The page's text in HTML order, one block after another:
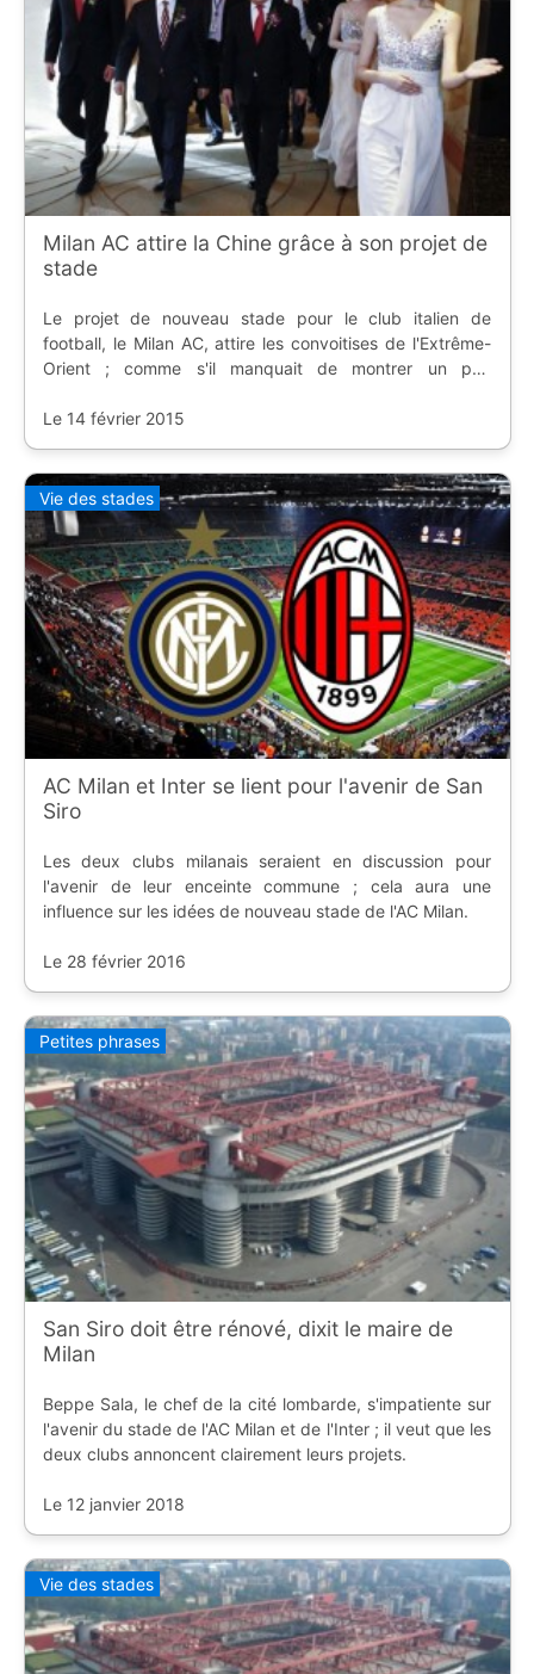
Milan AC attire la Chine grâce à son projet de
stade
Le projet de nouveau stade pour le club italien de
football, le Milan AC, attire les convoitises de l'Extrême-
Orient ; comme s'il manquait de montrer un peu
Le 14 février 2015
Vie des stades
AC Milan et Inter se lient pour l'avenir de San
Siro
Les deux clubs milanais seraient en discussion pour
l'avenir de leur enceinte commune ; cela aura une
influence sur les idées de nouveau stade de l'AC Milan.
Le 28 février 2016
Petites phrases
San Siro doit être rénové, dixit le maire de
Milan
Beppe Sala, le chef de la cité lombarde, s'impatiente sur
l'avenir du stade de l'AC Milan et de l'Inter ; il veut que les
deux clubs annoncent clairement leurs projets.
Le 12 janvier 2018
Vie des stades